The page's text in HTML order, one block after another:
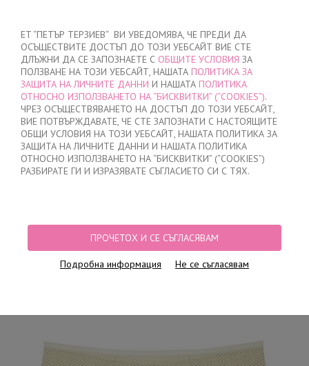
ET “ПЕТЪР ТЕРЗИЕВ“ ВИ УВЕДОМЯВА, ЧЕ ПРЕДИ ДА
ОСЪЩЕСТВИТЕ ДОСТЪП ДО ТОЗИ УЕБСАЙТ ВИЕ СТЕ
ДЛЪЖНИ ДА СЕ ЗАПОЗНАЕТЕ С ОБЩИТЕ УСЛОВИЯ ЗА
ПОЛЗВАНЕ НА ТОЗИ УЕБСАЙТ, НАШАТА ПОЛИТИКА ЗА
ЗАЩИТА НА ЛИЧНИТЕ ДАННИ И НАШАТА ПОЛИТИКА
ОТНОСНО ИЗПОЛЗВАНЕТО НА “БИСКВИТКИ” (“COOKIES”).
ЧРЕЗ ОСЪЩЕСТВЯВАНЕТО НА ДОСТЪП ДО ТОЗИ УЕБСАЙТ,
ВИЕ ПОТВЪРЖДАВАТЕ, ЧЕ СТЕ ЗАПОЗНАТИ С НАСТОЯЩИТЕ
ОБЩИ УСЛОВИЯ НА ТОЗИ УЕБСАЙТ, НАШАТА ПОЛИТИКА ЗА
ЗАЩИТА НА ЛИЧНИТЕ ДАННИ И НАШАТА ПОЛИТИКА
ОТНОСНО ИЗПОЛЗВАНЕТО НА “БИСКВИТКИ” (“COOKIES”)
РАЗБИРАТЕ ГИ И ИЗРАЗЯВАТЕ СЪГЛАСИЕТО СИ С ТЯХ.
ПРОЧЕТОХ И СЕ СЪГЛАСЯВАМ
Подробна информация Не се съгласявам
МОЯТА ПОРЪЧКА
няма добавени продукти
НАЧАЛО / ДАМСКО / БЕЛЬО / БИКИНИ / БИКИНИ БРАЗИЛИАНА
/
БИКИНИ БРАЗИЛИАНА ЛАЗЕРНО РЯЗАНИ, 0732, ЕКРЮ